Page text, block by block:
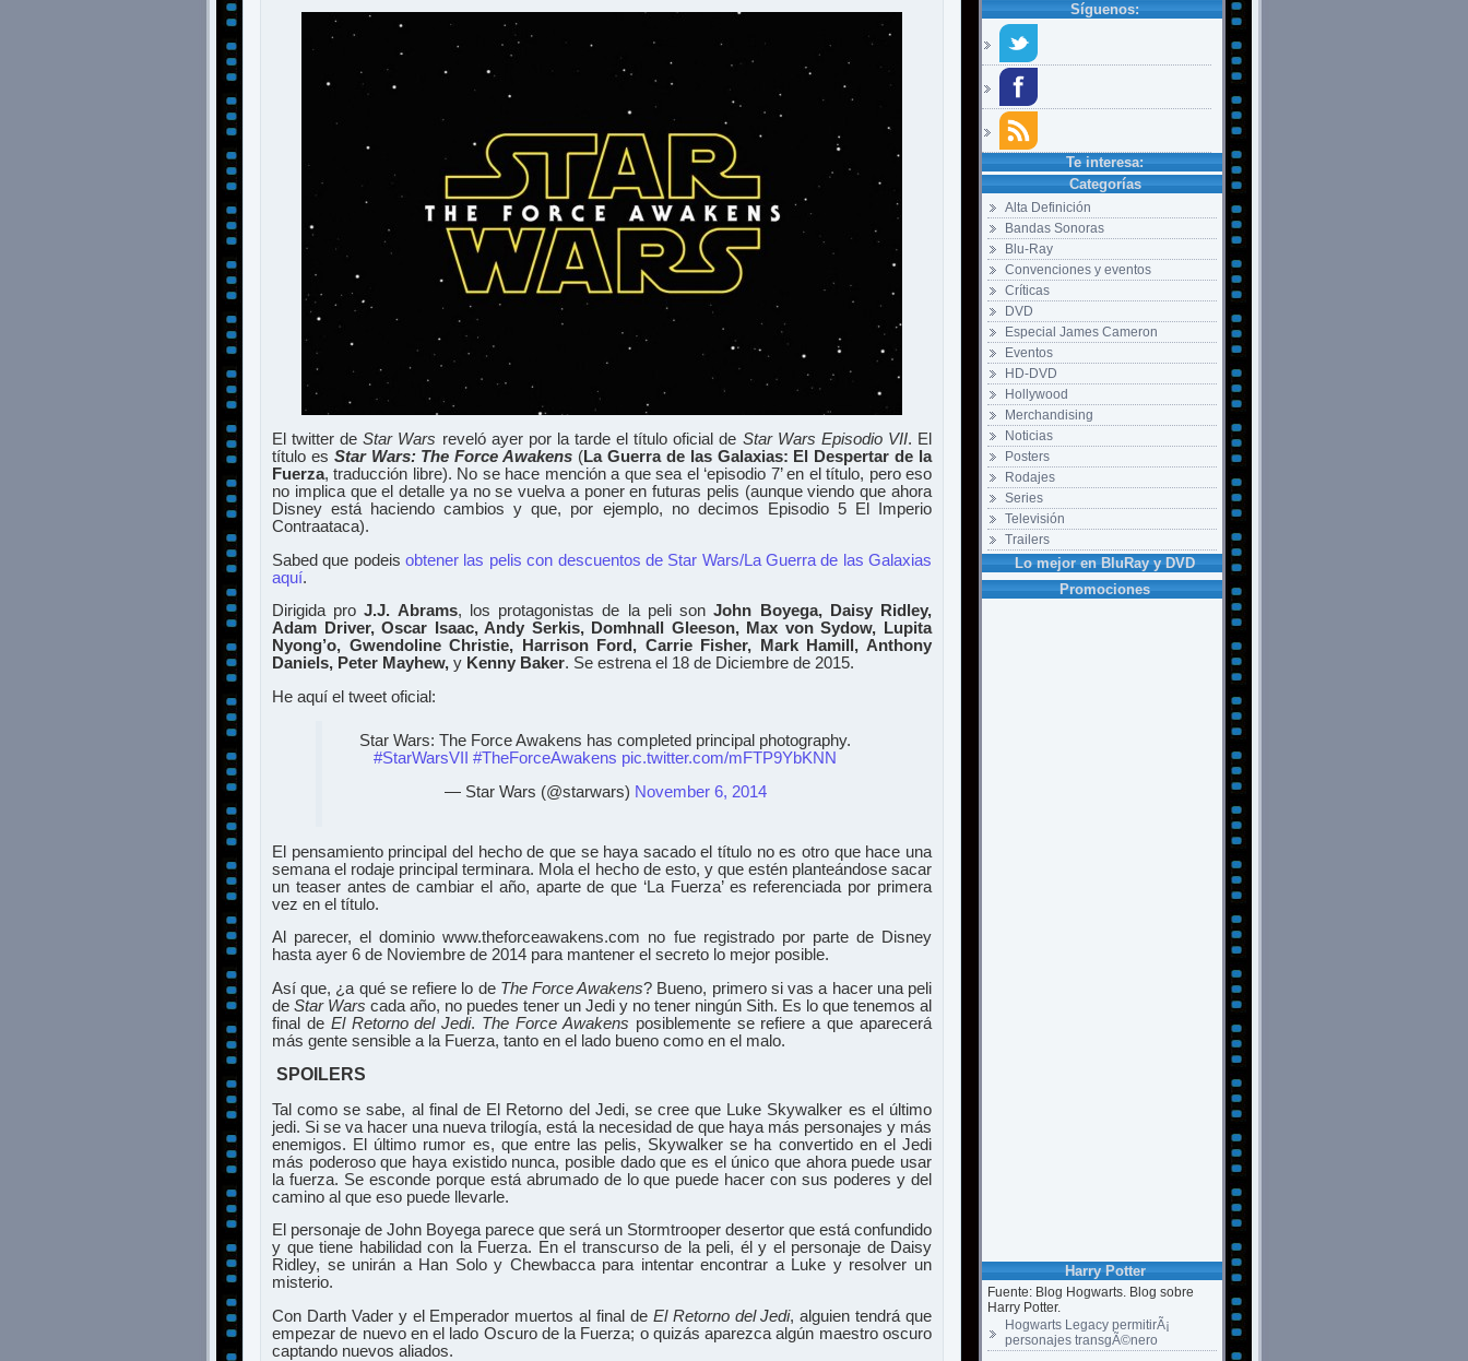
Síguenos:
Te interesa:
Categorías
Alta Definición
Bandas Sonoras
Blu-Ray
Convenciones y eventos
Críticas
DVD
Especial James Cameron
Eventos
HD-DVD
Hollywood
Merchandising
Noticias
Posters
Rodajes
Series
Televisión
Trailers
Lo mejor en BluRay y DVD
Promociones
Harry Potter
Fuente: Blog Hogwarts. Blog sobre
Harry Potter.
Hogwarts Legacy permitirÃ¡
personajes transgÃ©nero
El twitter deStar Wars reveló ayer por la tarde el título oficial de Star Wars Episodio VII. El
título es Star Wars: The Force Awakens (La Guerra de las Galaxias: El Despertar de la
Fuerza, traducción libre). No se hace mención a que sea el ‘episodio 7’ en el título, pero eso
no implica que el detalle ya no se vuelva a poner en futuras pelis (aunque viendo que ahora
Disney está haciendo cambios y que, por ejemplo, no decimos Episodio 5 El Imperio
Contraataca).
Sabed que podeisobtener las pelis con descuentos de Star Wars/La Guerra de las Galaxias
aquí.
Dirigida proJ.J. Abrams, los protagonistas de la peli sonJohn Boyega, Daisy Ridley,
Adam Driver, Oscar Isaac, Andy Serkis, Domhnall Gleeson, Max von Sydow, Lupita
Nyong’o, Gwendoline Christie, Harrison Ford, Carrie Fisher, Mark Hamill, Anthony
Daniels, Peter Mayhew, y Kenny Baker. Se estrena el 18 de Diciembre de 2015.
He aquí el tweet oficial:
Star Wars: The Force Awakens has completed principal photography.
#StarWarsVII
#TheForceAwakens pic.twitter.com/mFTP9YbKNN
— Star Wars (@starwars) November 6, 2014
El pensamiento principal del hecho de que se haya sacado el título no es otro que hace una
semana el rodaje principal terminara. Mola el hecho de esto, y que estén planteándose sacar
un teaser antes de cambiar el año, aparte de que ‘La Fuerza’ es referenciada por primera
vez en el título.
Al parecer, el dominio www.theforceawakens.com no fue registrado por parte de Disney
hasta ayer 6 de Noviembre de 2014 para mantener el secreto lo mejor posible.
Así que, ¿a qué se refiere lo de The Force Awakens? Bueno, primero si vas a hacer una peli
de Star Wars cada año, no puedes tener un Jedi y no tener ningún Sith. Es lo que tenemos al
final de El Retorno del Jedi. The Force Awakens posiblemente se refiere a que aparecerá
más gente sensible a la Fuerza, tanto en el lado bueno como en el malo.
SPOILERS
Tal como se sabe, al final de El Retorno del Jedi, se cree que Luke Skywalker es el último
jedi. Si se va hacer una nueva trilogía, está la necesidad de que haya más personajes y más
enemigos. El último rumor es, que entre las pelis, Skywalker se ha convertido en el Jedi
más poderoso que haya existido nunca, posible dado que es el único que ahora puede usar
la fuerza. Se esconde porque está abrumado de lo que puede hacer con sus poderes y del
camino al que eso puede llevarle.
El personaje de John Boyega parece que será un Stormtrooper desertor que está confundido
y que tiene habilidad con la Fuerza. En el transcurso de la peli, él y el personaje de Daisy
Ridley, se unirán a Han Solo y Chewbacca para intentar encontrar a Luke y resolver un
misterio.
Con Darth Vader y el Emperador muertos al final de El Retorno del Jedi, alguien tendrá que
empezar de nuevo en el lado Oscuro de la Fuerza; o quizás aparezca algún maestro oscuro
captando nuevos aliados.